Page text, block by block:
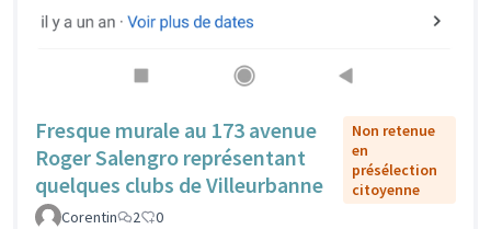
Fresque murale au 173 avenue
Roger Salengro représentant
quelques clubs de Villeurbanne
Non retenue
en
présélection
citoyenne
Corentin
2 0